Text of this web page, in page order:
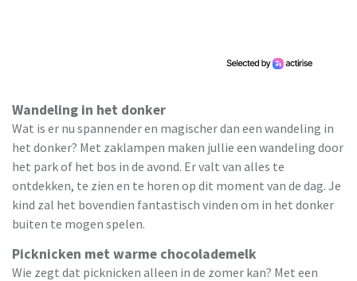
Wandeling in het donker
Wat is er nu spannender en magischer dan een wandeling in
het donker? Met zaklampen maken jullie een wandeling door
het park of het bos in de avond. Er valt van alles te
ontdekken, te zien en te horen op dit moment van de dag. Je
kind zal het bovendien fantastisch vinden om in het donker
buiten te mogen spelen.
Picknicken met warme chocolademelk
Wie zegt dat picknicken alleen in de zomer kan? Met een